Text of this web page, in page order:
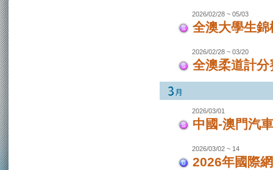
2026/02/28 ~ 05/03
全澳大學生
2026/02/28 ~ 03/20
全澳柔道計分
2026/03/01
中國-澳門汽
2026/03/02 ~ 14
2026年國際